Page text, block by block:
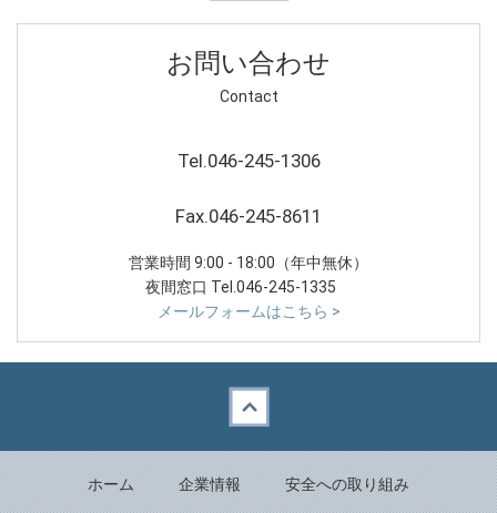
お問い合わせ
Contact
Tel.046-245-1306
Fax.046-245-8611
営業時間 9:00 - 18:00（年中無休）
夜間窓口 Tel.046-245-1335
メールフォームはこちら >
ホーム 企業情報 安全への取り組み
Back to top